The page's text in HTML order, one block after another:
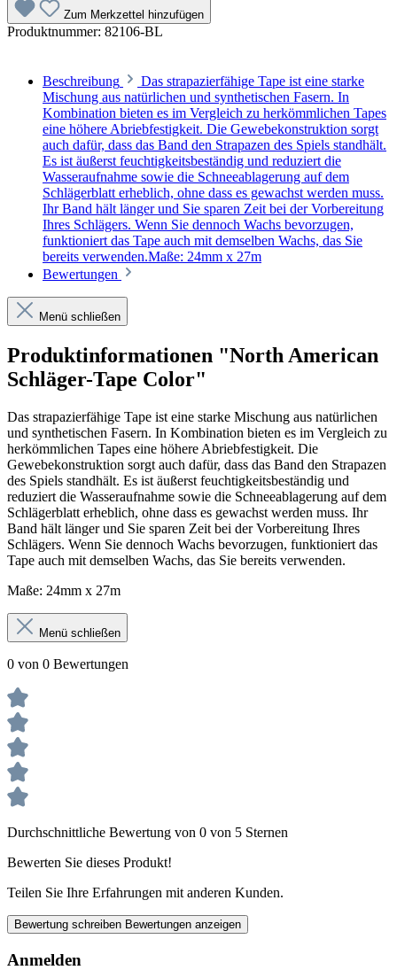
Zum Merkzettel hinzufügen
Produktnummer: 82106-BL
Beschreibung
Das strapazierfähige Tape ist eine starke
Mischung aus natürlichen und synthetischen Fasern. In
Kombination bieten es im Vergleich zu herkömmlichen Tapes
eine höhere Abriebfestigkeit. Die Gewebekonstruktion sorgt
auch dafür, dass das Band den Strapazen des Spiels standhält.
Es ist äußerst feuchtigkeitsbeständig und reduziert die
Wasseraufnahme sowie die Schneeablagerung auf dem
Schlägerblatt erheblich, ohne dass es gewachst werden muss.
Ihr Band hält länger und Sie sparen Zeit bei der Vorbereitung
Ihres Schlägers. Wenn Sie dennoch Wachs bevorzugen,
funktioniert das Tape auch mit demselben Wachs, das Sie
bereits verwenden.Maße: 24mm x 27m
Bewertungen
Menü schließen
Produktinformationen "North American
Schläger-Tape Color"
Das strapazierfähige Tape ist eine starke Mischung aus natürlichen
und synthetischen Fasern. In Kombination bieten es im Vergleich zu
herkömmlichen Tapes eine höhere Abriebfestigkeit. Die
Gewebekonstruktion sorgt auch dafür, dass das Band den Strapazen
des Spiels standhält. Es ist äußerst feuchtigkeitsbeständig und
reduziert die Wasseraufnahme sowie die Schneeablagerung auf dem
Schlägerblatt erheblich, ohne dass es gewachst werden muss. Ihr
Band hält länger und Sie sparen Zeit bei der Vorbereitung Ihres
Schlägers. Wenn Sie dennoch Wachs bevorzugen, funktioniert das
Tape auch mit demselben Wachs, das Sie bereits verwenden.
Maße: 24mm x 27m
Menü schließen
0 von 0 Bewertungen
Durchschnittliche Bewertung von 0 von 5 Sternen
Bewerten Sie dieses Produkt!
Teilen Sie Ihre Erfahrungen mit anderen Kunden.
Bewertung schreiben Bewertungen anzeigen
Anmelden